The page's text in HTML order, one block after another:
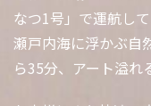
なつ1号」で運航して
瀬戸内海に浮かぶ自
ら35分、アート溢れ